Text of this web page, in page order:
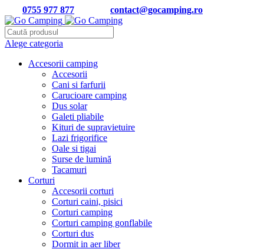
0755 977 877 contact@gocamping.ro
Alege categoria
Accesorii camping
Accesorii
Cani si farfurii
Carucioare camping
Dus solar
Galeti pliabile
Kituri de supravietuire
Lazi frigorifice
Oale si tigai
Surse de lumină
Tacamuri
Corturi
Accesorii corturi
Corturi caini, pisici
Corturi camping
Corturi camping gonflabile
Corturi dus
Dormit in aer liber